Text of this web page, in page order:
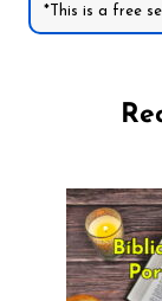
*This is a free